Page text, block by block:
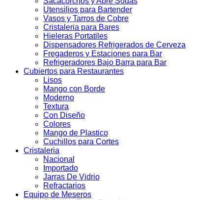
Utensilios para Bartender
Vasos y Tarros de Cobre
Cristaleria para Bares
Hieleras Portatiles
Dispensadores Refrigerados de Cerveza
Fregaderos y Estaciones para Bar
Refrigeradores Bajo Barra para Bar
Cubiertos para Restaurantes
Lisos
Mango con Borde
Moderno
Textura
Con Diseño
Colores
Mango de Plastico
Cuchillos para Cortes
Cristaleria
Nacional
Importado
Jarras De Vidrio
Refractarios
Equipo de Meseros